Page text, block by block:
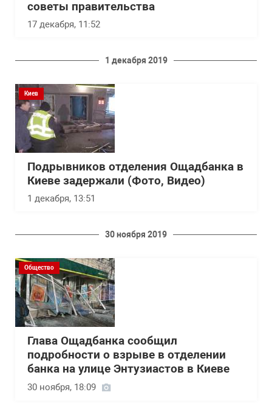
советы правительства
17 декабря, 11:52
1 декабря 2019
Киев
Подрывников отделения Ощадбанка в
Киеве задержали (Фото, Видео)
1 декабря, 13:51
30 ноября 2019
Общество
Глава Ощадбанка сообщил
подробности о взрыве в отделении
банка на улице Энтузиастов в Киеве
30 ноября, 18:09